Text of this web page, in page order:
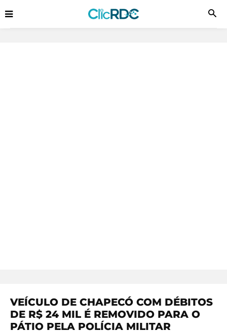
VEÍCULO DE CHAPECÓ COM DÉBITOS
DE R$ 24 MIL É REMOVIDO PARA O
PÁTIO PELA POLÍCIA MILITAR